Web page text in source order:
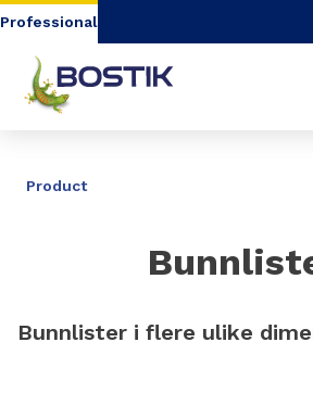
Go to content
Professional
Product
Bunnlister i flere ulike